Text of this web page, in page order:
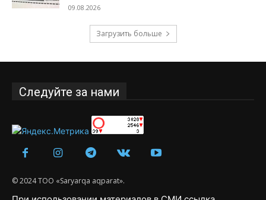
09.08.2026
Загрузить больше
Следуйте за нами
© 2024 ТОО «Saryarqa aqparat».